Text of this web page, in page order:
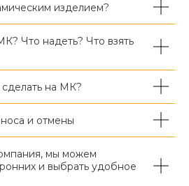
изделием?
Что надеть? Что взять
сделать на МК?
и отмены
мы можем
и выбрать удобное